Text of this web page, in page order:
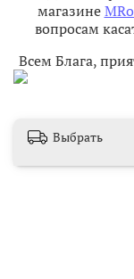
магазине
вопросам
Всем Блага,
Выбрать